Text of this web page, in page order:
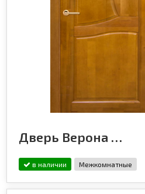
Дверь Верона ДГ, медовый орех
в наличии Межкомнатные